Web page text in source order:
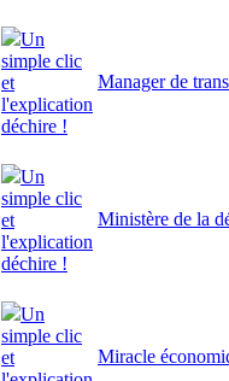
Un
simple clic
et
l'explication
déchire !
Manager de
Un
simple clic
et
l'explication
déchire !
Ministère de la
Un
simple clic
et
Miracle